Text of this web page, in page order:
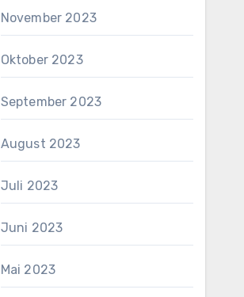
November 2023
Oktober 2023
September 2023
August 2023
Juli 2023
Juni 2023
Mai 2023